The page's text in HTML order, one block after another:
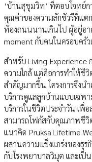
‘บ้านสุขุมวิท’ ที่ตอบโจทย์ก
คุณค่าของความลักชัวรีที่แตก
ท้องถนนนานเกินไป ผู้อยู่อา
moment กับคนในครอบครั
สำหรับ Living Experience
ความใกล้ แต่คือการทำให้ชี
สำคัญมากขึ้น โครงการจึงน
บริการดูแลลูกบ้านแบบเฉพ
บริการในชีวิตประจำวัน เพื่
สามารถโฟกัสกับคุณภาพชีวิ
แนวคิด Pruksa Lifetime
ผสานความแข็งแกร่งของธุร
กับโรงพยาบาลวิมุต และเป็